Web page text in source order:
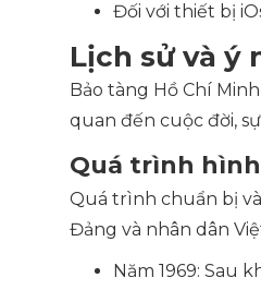
Đối với thiết bị
Lịch sử và ý
Bảo tàng Hồ Chí
quan đến cuộc đời,
Quá trình
Quá trình chuẩn bị
Đảng và nhân dân
Năm 1969: Sau